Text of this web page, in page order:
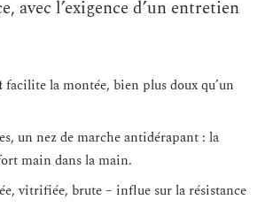
avec l’exigence d’un entretien
facilite la montée, bien plus doux qu’un
un nez de marche antidérapant : la
main dans la main.
vitrifiée, brute – influe sur la résistance